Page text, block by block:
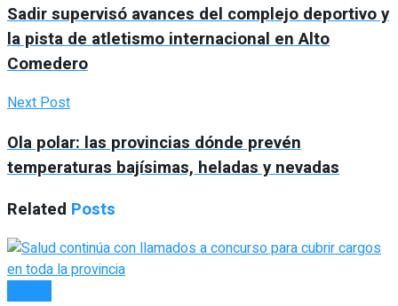
Sadir supervisó avances del complejo deportivo y
la pista de atletismo internacional en Alto
Comedero
Next Post
Ola polar: las provincias dónde prevén
temperaturas bajísimas, heladas y nevadas
Related Posts